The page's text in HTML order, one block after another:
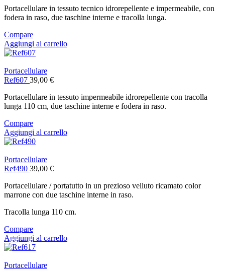
Portacellulare in tessuto tecnico idrorepellente e impermeabile, con
fodera in raso, due taschine interne e tracolla lunga.
Compare
Aggiungi al carrello
Portacellulare
Ref607 39,00 €
Portacellulare in tessuto impermeabile idrorepellente con tracolla
lunga 110 cm, due taschine interne e fodera in raso.
Compare
Aggiungi al carrello
Portacellulare
Ref490 39,00 €
Portacellulare / portatutto in un prezioso velluto ricamato color
marrone con due taschine interne in raso.
Tracolla lunga 110 cm.
Compare
Aggiungi al carrello
Portacellulare